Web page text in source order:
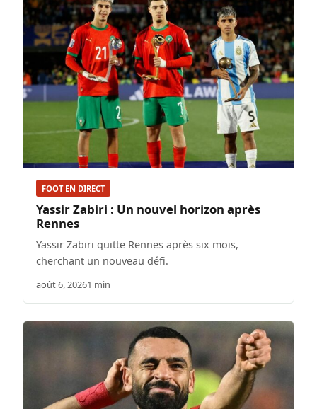
FOOT EN DIRECT
Yassir Zabiri : Un nouvel horizon après
Rennes
Yassir Zabiri quitte Rennes après six mois,
cherchant un nouveau défi.
août 6, 20261 min